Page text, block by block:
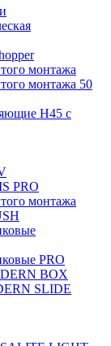
монтажа
монтажа 50
H45 с
PRO
монтажа
PRO
BOX
SLIDE